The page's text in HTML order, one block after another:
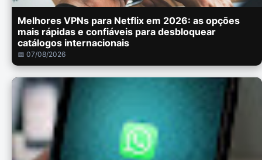
Melhores VPNs para Netflix em 2026: as opções
mais rápidas e confiáveis para desbloquear
catálogos internacionais
📅 07/08/2026